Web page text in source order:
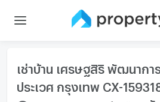
เช่าบ้าน เศรษฐสิริ พัฒนาการ
ประเวศ กรุงเทพ CX-